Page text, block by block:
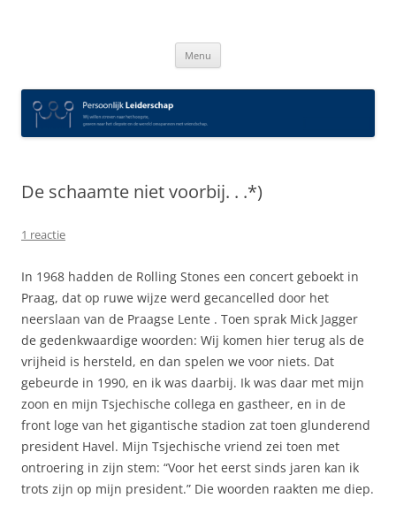
Menu
De schaamte niet voorbij. . .*)
1 reactie
In 1968 hadden de Rolling Stones een concert geboekt in
Praag, dat op ruwe wijze werd gecancelled door het
neerslaan van de Praagse Lente . Toen sprak Mick Jagger
de gedenkwaardige woorden: Wij komen hier terug als de
vrijheid is hersteld, en dan spelen we voor niets. Dat
gebeurde in 1990, en ik was daarbij. Ik was daar met mijn
zoon en mijn Tsjechische collega en gastheer, en in de
front loge van het gigantische stadion zat toen glunderend
president Havel. Mijn Tsjechische vriend zei toen met
ontroering in zijn stem: “Voor het eerst sinds jaren kan ik
trots zijn op mijn president.” Die woorden raakten me diep.